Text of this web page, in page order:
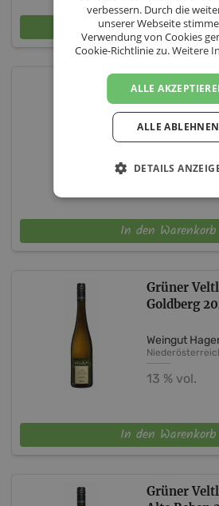
In den
Grüner
12,5 % vol.
In den Warenkorb
Grüner
Goldberg
Weingut
13 % vol.
In den Warenkorb
Grüner
verbessern. Durch die
unserer Webseite
Verwendung von Cookies
Cookie-Richtlinie zu.Weitere
ALLE
ALLE ABLEHNEN
DETAILS